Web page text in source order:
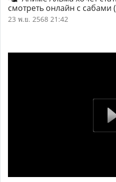
смотреть онлайн с сабами
23 พ.ย. 2568 21:42